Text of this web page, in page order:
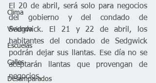
Clima
Vivienda
Escuelas
Calles
Desamparados
El 20 de abril, será solo para negocios
del gobierno y del condado de
Sedgwick. El 21 y 22 de abril, los
habitantes del condado de Sedgwick
podrán dejar sus llantas. Ese día no se
aceptarán llantas que provengan de
negocios.